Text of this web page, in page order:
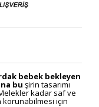
bebek bekleyen
bu şirin tasarımı
kadar saf ve
için